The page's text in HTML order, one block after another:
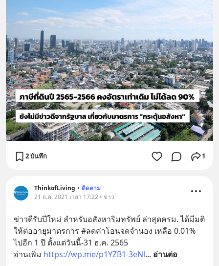
2 บันทึก 1
ThinkofLiving • ติดตาม
21 ธ.ค. 2021 เวลา 17:22 • ข่าว
ข่าวดีรับปีใหม่ สำหรับอสังหาริมทรัพย์ ล่าสุดครม. ได้มีมติ
ให้ต่ออายุมาตรการ #ลดค่าโอนจดจำนอง เหลือ 0.01%
ไปอีก 1 ปี ตั้งแต่วันนี้-31 ธ.ค. 2565
อ่านเพิ่ม https://wp.me/p1YZB1-3eNl... อ่านต่อ